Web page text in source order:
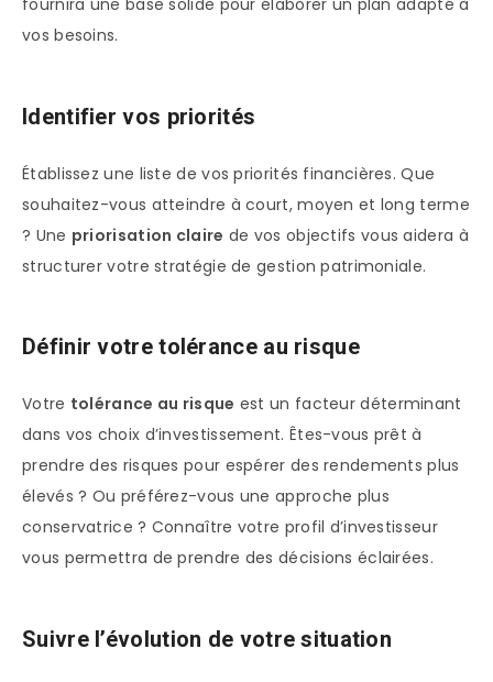
fournira une base solide pour élaborer un plan adapté à
vos besoins.
Identifier vos priorités
Établissez une liste de vos priorités financières. Que
souhaitez-vous atteindre à court, moyen et long terme
? Une priorisation claire de vos objectifs vous aidera à
structurer votre stratégie de gestion patrimoniale.
Définir votre tolérance au risque
Votre tolérance au risque est un facteur déterminant
dans vos choix d’investissement. Êtes-vous prêt à
prendre des risques pour espérer des rendements plus
élevés ? Ou préférez-vous une approche plus
conservatrice ? Connaître votre profil d’investisseur
vous permettra de prendre des décisions éclairées.
Suivre l’évolution de votre situation